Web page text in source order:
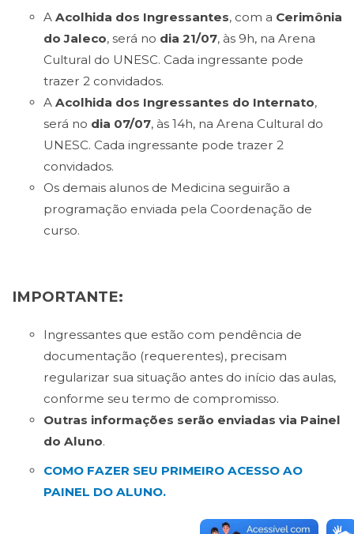
A Acolhida dos Ingressantes, com a Cerimônia
do Jaleco, será no dia 21/07, às 9h, na Arena
Cultural do UNESC. Cada ingressante pode
trazer 2 convidados.
A Acolhida dos Ingressantes do Internato,
será no dia 07/07, às 14h, na Arena Cultural do
UNESC. Cada ingressante pode trazer 2
convidados.
Os demais alunos de Medicina seguirão a
programação enviada pela Coordenação de
curso.
IMPORTANTE:
Ingressantes que estão com pendência de
documentação (requerentes), precisam
regularizar sua situação antes do início das aulas,
conforme seu termo de compromisso.
Outras informações serão enviadas via Painel
do Aluno.
COMO FAZER SEU PRIMEIRO ACESSO AO
PAINEL DO ALUNO.